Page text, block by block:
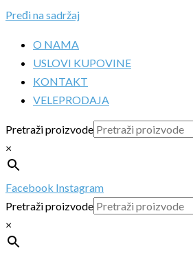
Pređi na sadržaj
O NAMA
USLOVI KUPOVINE
KONTAKT
VELEPRODAJA
Pretraži proizvode
×
Facebook Instagram
Pretraži proizvode
×